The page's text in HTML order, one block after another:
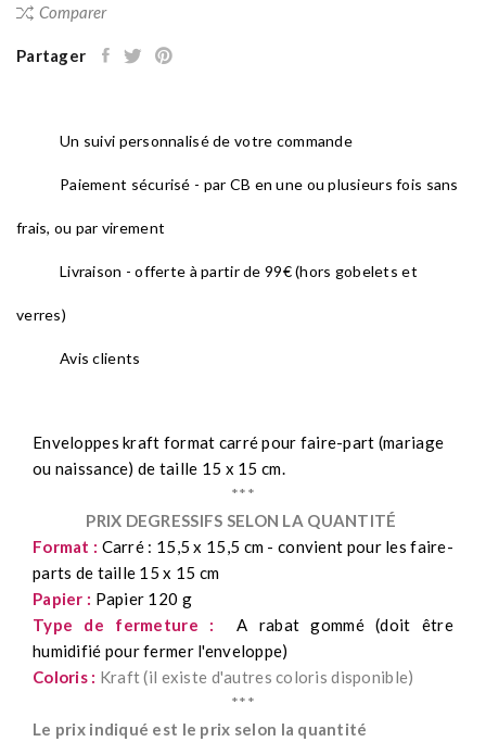
Comparer
Partager
Un suivi personnalisé de votre commande
Paiement sécurisé - par CB en une ou plusieurs fois sans
frais, ou par virement
Livraison - offerte à partir de 99€ (hors gobelets et
verres)
Avis clients
Enveloppes kraft format carré pour faire-part (mariage
ou naissance) de taille 15 x 15 cm.
***
PRIX DEGRESSIFS SELON LA QUANTITÉ
Format : Carré : 15,5 x 15,5 cm - convient pour les faire-
parts de taille 15 x 15 cm
Papier : Papier 120 g
Type de fermeture :
A rabat gommé (doit être
humidifié pour fermer l'enveloppe)
Coloris : Kraft (il existe d'autres coloris disponible)
***
Le prix indiqué est le prix selon la quantité